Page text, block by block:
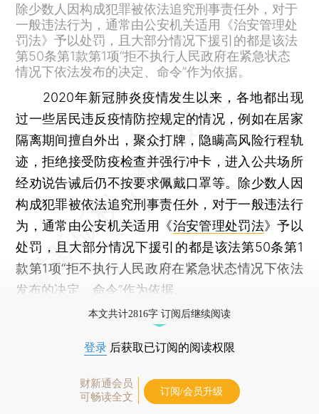
除少数人因构成犯罪被依法追究刑事责任外，对于
一般违法行为，通常由公安机关适用《治安管理处
罚法》予以处罚，且大部分情况下援引的都是该法
第50条第1款第1项“拒不执行人民政府在紧急状态
情况下依法发布的决定、命令”作为依据。
2020年新冠肺炎疫情发生以来，各地都出现
过一些居民违反疫情防控规定的情况，例如在居家
隔离期间擅自外出，聚众打牌，隐瞒高风险行程轨
迹，拒绝接受防疫检查并强行冲卡，进入公共场所
经劝说告诫后仍不按要求佩戴口罩等。除少数人因
构成犯罪被依法追究刑事责任外，对于一般违法行
为，通常由公安机关适用《治安管理处罚法》予以
处罚，且大部分情况下援引的都是该法第50条第1
款第1项“拒不执行人民政府在紧急状态情况下依法
发布的决定、命令”作为依据。
本文共计2816字 订阅后继续阅读
登录 后获取已订阅的阅读权限
财新通会员
可畅读全文
订阅/会员升级